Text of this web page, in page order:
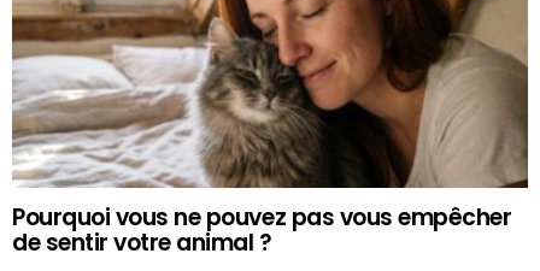
Pourquoi vous ne pouvez pas vous empêcher
de sentir votre animal ?